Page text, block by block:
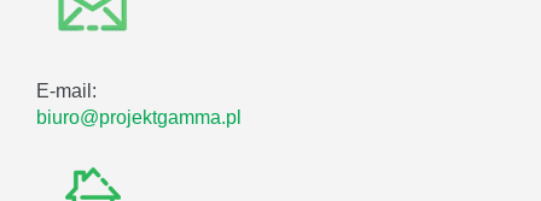
E-mail:
biuro@projektgamma.pl